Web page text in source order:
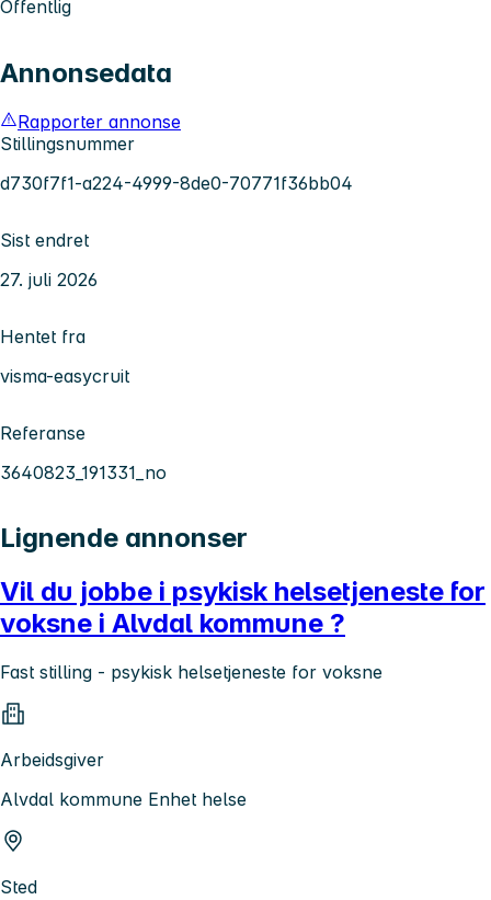
Offentlig
Annonsedata
Rapporter annonse
Stillingsnummer
d730f7f1-a224-4999-8de0-70771f36bb04
Sist endret
27. juli 2026
Hentet fra
visma-easycruit
Referanse
3640823_191331_no
Lignende annonser
Vil du jobbe i psykisk helsetjeneste for
voksne i Alvdal kommune ?
Fast stilling - psykisk helsetjeneste for voksne
Arbeidsgiver
Alvdal kommune Enhet helse
Sted